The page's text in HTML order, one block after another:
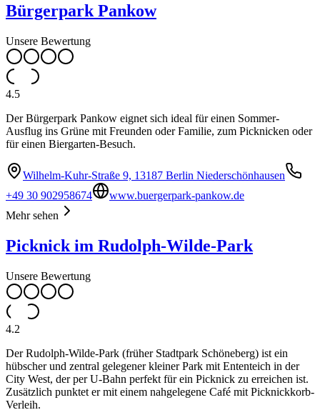
Bürgerpark Pankow
Unsere Bewertung
4.5
Der Bürgerpark Pankow eignet sich ideal für einen Sommer-
Ausflug ins Grüne mit Freunden oder Familie, zum Picknicken oder
für einen Biergarten-Besuch.
Wilhelm-Kuhr-Straße 9, 13187 Berlin Niederschönhausen
+49 30 902958674
www.buergerpark-pankow.de
Mehr sehen
Picknick im Rudolph-Wilde-Park
Unsere Bewertung
4.2
Der Rudolph-Wilde-Park (früher Stadtpark Schöneberg) ist ein
hübscher und zentral gelegener kleiner Park mit Ententeich in der
City West, der per U-Bahn perfekt für ein Picknick zu erreichen ist.
Zusätzlich punktet er mit einem nahgelegene Café mit Picknickkorb-
Verleih.